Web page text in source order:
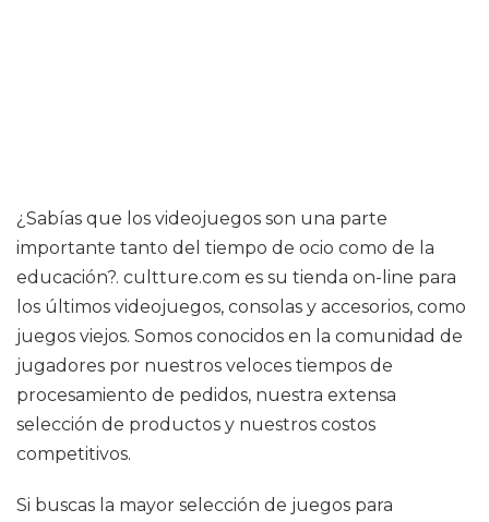
¿Sabías que los videojuegos son una parte
importante tanto del tiempo de ocio como de la
educación?. cultture.com es su tienda on-line para
los últimos videojuegos, consolas y accesorios, como
juegos viejos. Somos conocidos en la comunidad de
jugadores por nuestros veloces tiempos de
procesamiento de pedidos, nuestra extensa
selección de productos y nuestros costos
competitivos.
Si buscas la mayor selección de juegos para